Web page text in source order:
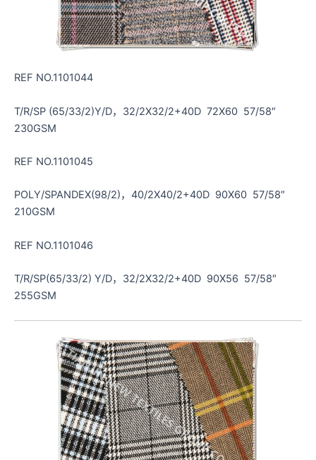
REF NO.1101044
T/R/SP (65/33/2)Y/D，32/2X32/2+40D 72X60 57/58″
230GSM
REF NO.1101045
POLY/SPANDEX(98/2)，40/2X40/2+40D 90X60 57/58″
210GSM
REF NO.1101046
T/R/SP(65/33/2) Y/D，32/2X32/2+40D 90X56 57/58″
255GSM